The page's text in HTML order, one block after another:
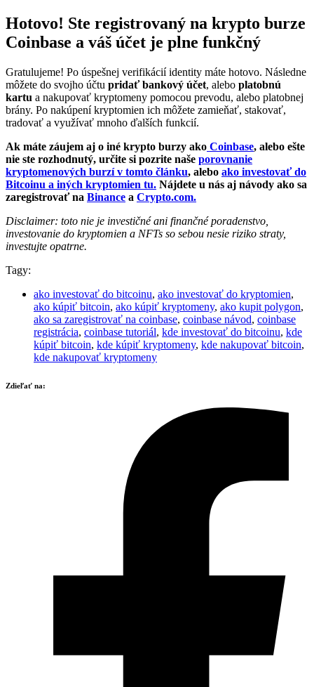
Hotovo! Ste registrovaný na krypto burze
Coinbase a váš účet je plne funkčný
Gratulujeme! Po úspešnej verifikácií identity máte hotovo. Následne
môžete do svojho účtu pridať bankový účet, alebo platobnú
kartu a nakupovať kryptomeny pomocou prevodu, alebo platobnej
brány. Po nakúpení kryptomien ich môžete zamieňať, stakovať,
tradovať a využívať mnoho ďalších funkcií.
Ak máte záujem aj o iné krypto burzy ako Coinbase, alebo ešte
nie ste rozhodnutý, určite si pozrite naše porovnanie
kryptomenových burzí v tomto článku, alebo ako investovať do
Bitcoinu a iných kryptomien tu. Nájdete u nás aj návody ako sa
zaregistrovať na Binance a Crypto.com.
Disclaimer: toto nie je investičné ani finančné poradenstvo,
investovanie do kryptomien a NFTs so sebou nesie riziko straty,
investujte opatrne.
Tagy:
ako investovať do bitcoinu, ako investovať do kryptomien,
ako kúpiť bitcoin, ako kúpiť kryptomeny, ako kupit polygon,
ako sa zaregistrovať na coinbase, coinbase návod, coinbase
registrácia, coinbase tutoriál, kde investovať do bitcoinu, kde
kúpiť bitcoin, kde kúpiť kryptomeny, kde nakupovať bitcoin,
kde nakupovať kryptomeny
Zdieľať na: